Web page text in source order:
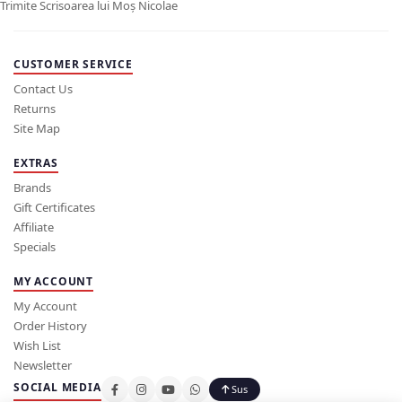
Trimite Scrisoarea lui Moș Nicolae
CUSTOMER SERVICE
Contact Us
Returns
Site Map
EXTRAS
Brands
Gift Certificates
Affiliate
Specials
MY ACCOUNT
My Account
Order History
Wish List
Newsletter
SOCIAL MEDIA Sus